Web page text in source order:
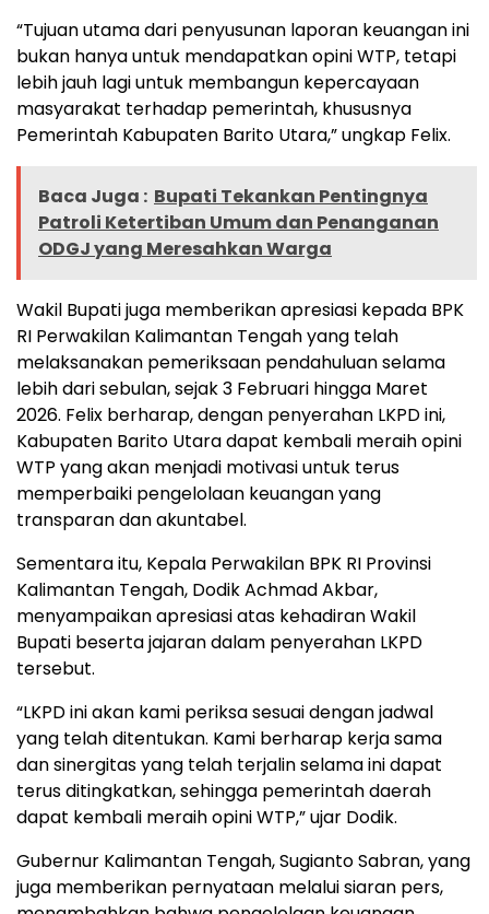
“Tujuan utama dari penyusunan laporan keuangan ini
bukan hanya untuk mendapatkan opini WTP, tetapi
lebih jauh lagi untuk membangun kepercayaan
masyarakat terhadap pemerintah, khususnya
Pemerintah Kabupaten Barito Utara,” ungkap Felix.
Baca Juga : Bupati Tekankan Pentingnya
Patroli Ketertiban Umum dan Penanganan
ODGJ yang Meresahkan Warga
Wakil Bupati juga memberikan apresiasi kepada BPK
RI Perwakilan Kalimantan Tengah yang telah
melaksanakan pemeriksaan pendahuluan selama
lebih dari sebulan, sejak 3 Februari hingga Maret
2026. Felix berharap, dengan penyerahan LKPD ini,
Kabupaten Barito Utara dapat kembali meraih opini
WTP yang akan menjadi motivasi untuk terus
memperbaiki pengelolaan keuangan yang
transparan dan akuntabel.
Sementara itu, Kepala Perwakilan BPK RI Provinsi
Kalimantan Tengah, Dodik Achmad Akbar,
menyampaikan apresiasi atas kehadiran Wakil
Bupati beserta jajaran dalam penyerahan LKPD
tersebut.
“LKPD ini akan kami periksa sesuai dengan jadwal
yang telah ditentukan. Kami berharap kerja sama
dan sinergitas yang telah terjalin selama ini dapat
terus ditingkatkan, sehingga pemerintah daerah
dapat kembali meraih opini WTP,” ujar Dodik.
Gubernur Kalimantan Tengah, Sugianto Sabran, yang
juga memberikan pernyataan melalui siaran pers,